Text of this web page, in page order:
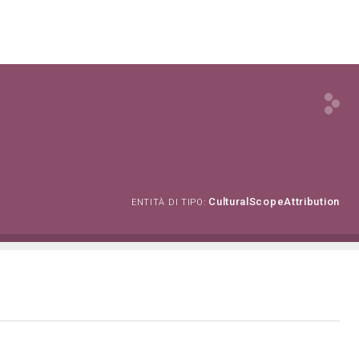
ENTITÀ DI TIPO: CulturalScopeAttribution